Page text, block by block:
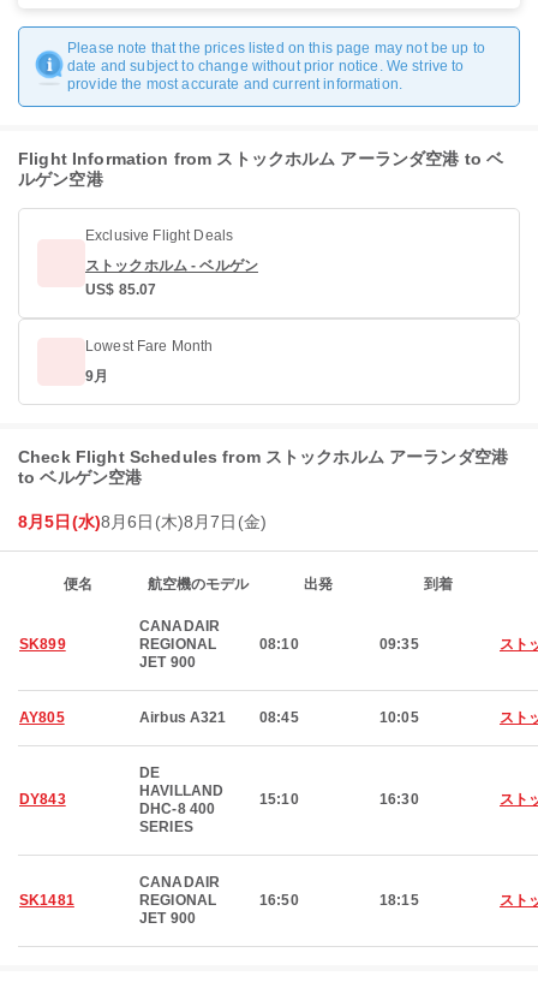
Please note that the prices listed on this page may not be up to
date and subject to change without prior notice. We strive to
provide the most accurate and current information.
Flight Information from ストックホルム アーランダ空港 to ベ
ルゲン空港
Exclusive Flight Deals
ストックホルム - ベルゲン
US$ 85.07
Lowest Fare Month
9月
Check Flight Schedules from ストックホルム アーランダ空港
to ベルゲン空港
8月5日(水)8月6日(木)8月7日(金)
便名 航空機のモデル 出発 到着
SK899
CANADAIR
REGIONAL
JET 900
08:10 09:35 スト
AY805 Airbus A321 08:45 10:05 スト
DY843
DE
HAVILLAND
DHC-8 400
SERIES
15:10 16:30 スト
SK1481
CANADAIR
REGIONAL
JET 900
16:50 18:15 スト